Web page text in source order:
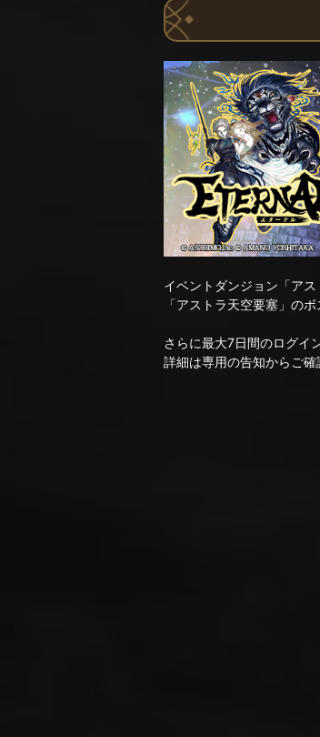
イベントダンジョン「ア
「アストラ天空要塞」の
さらに最大7日間のログイ
詳細は専用の告知からご確